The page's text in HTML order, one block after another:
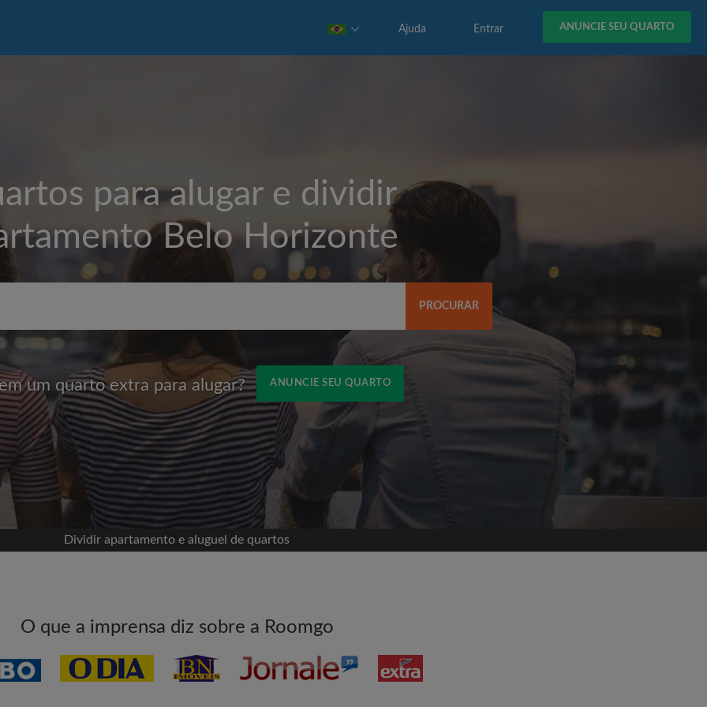
ANUNCIE SEU QUARTO
Entrar
Ajuda
para alugar e dividir
Belo Horizonte
PROCURAR
um quarto extra para alugar? ANUNCIE SEU QUARTO
o Facebook
linha do tempo sem
quarto
a procurar
quartos ou novas
aos quartos
Aluguel máximo por mês (R$)
Nome
Dividir apartamento e aluguel de quartos
O que a imprensa diz sobre a Roomgo